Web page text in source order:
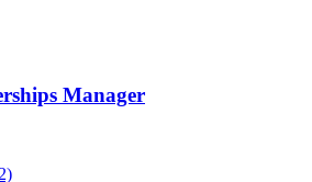
Manager